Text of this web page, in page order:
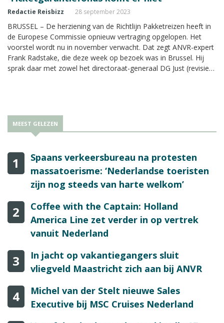
Redactie Reisbizz 28 september 2023
BRUSSEL – De herziening van de Richtlijn Pakketreizen heeft in
de Europese Commissie opnieuw vertraging opgelopen. Het
voorstel wordt nu in november verwacht. Dat zegt ANVR-expert
Frank Radstake, die deze week op bezoek was in Brussel. Hij
sprak daar met zowel het directoraat-generaal DG Just (revisie
lijkt te willen doen”, verzucht Radstake.
MEEST GELEZEN
1
Spaans verkeersbureau na protesten
massatoerisme: ‘Nederlandse toeristen
zijn nog steeds van harte welkom’
2
Coffee with the Captain: Holland
America Line zet verder in op vertrek
vanuit Nederland
3
In jacht op vakantiegangers sluit
vliegveld Maastricht zich aan bij ANVR
4
Michel van der Stelt nieuwe Sales
Executive bij MSC Cruises Nederland